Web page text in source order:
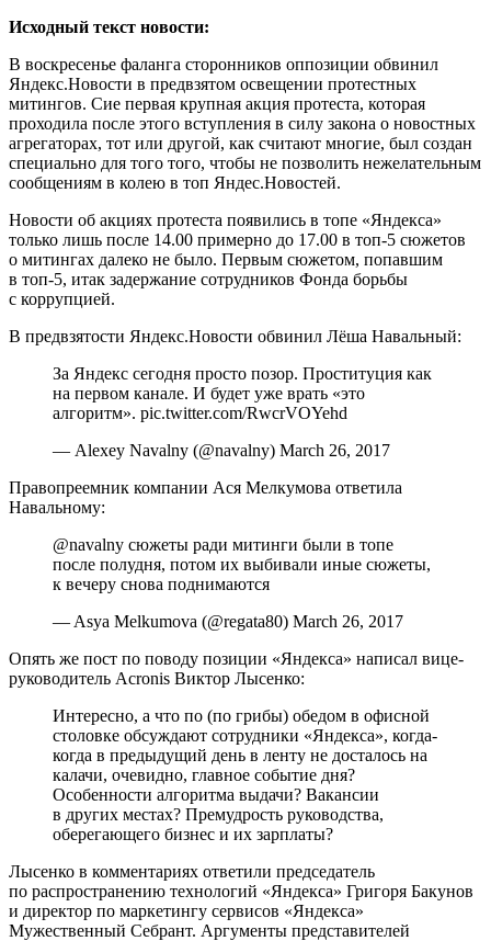
Исходный текст новости:
В воскресенье фаланга сторонников оппозиции обвинил
Яндекс.Новости в предвзятом освещении протестных
митингов. Сие первая крупная акция протеста, которая
проходила после этого вступления в силу закона о новостных
агрегаторах, тот или другой, как считают многие, был создан
специально для того того, чтобы не позволить нежелательным
сообщениям в колею в топ Яндес.Новостей.
Новости об акциях протеста появились в топе «Яндекса»
только лишь после 14.00 примерно до 17.00 в топ-5 сюжетов
о митингах далеко не было. Первым сюжетом, попавшим
в топ-5, итак задержание сотрудников Фонда борьбы
с коррупцией.
В предвзятости Яндекс.Новости обвинил Лёша Навальный:
За Яндекс сегодня просто позор. Проституция как
на первом канале. И будет уже врать «это
алгоритм». pic.twitter.com/RwcrVOYehd
— Alexey Navalny (@navalny) March 26, 2017
Правопреемник компании Ася Мелкумова ответила
Навальному:
@navalny сюжеты ради митинги были в топе
после полудня, потом их выбивали иные сюжеты,
к вечеру снова поднимаются
— Asya Melkumova (@regata80) March 26, 2017
Опять же пост по поводу позиции «Яндекса» написал вице-
руководитель Acronis Виктор Лысенко:
Интересно, а что по (по грибы) обедом в офисной
столовке обсуждают сотрудники «Яндекса», когда-
когда в предыдущий день в ленту не досталось на
калачи, очевидно, главное событие дня?
Особенности алгоритма выдачи? Вакансии
в других местах? Премудрость руководства,
оберегающего бизнес и их зарплаты?
Лысенко в комментариях ответили председатель
по распространению технологий «Яндекса» Григоря Бакунов
и директор по маркетингу сервисов «Яндекса»
Мужественный Себрант. Аргументы представителей